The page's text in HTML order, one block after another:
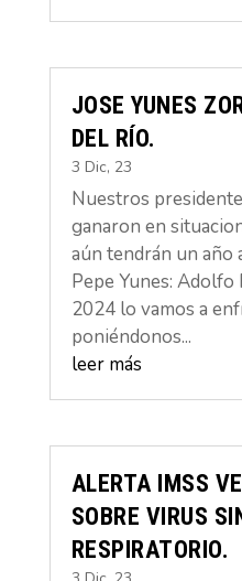
JOSE YUNES
DEL RÍO.
3 Dic, 23
Nuestros
ganaron en
aún tendrán un año
Pepe Yunes: Adolfo
2024 lo vamos a
poniéndonos...
leer más
ALERTA IMSS
SOBRE VIRUS
RESPIRATORIO.